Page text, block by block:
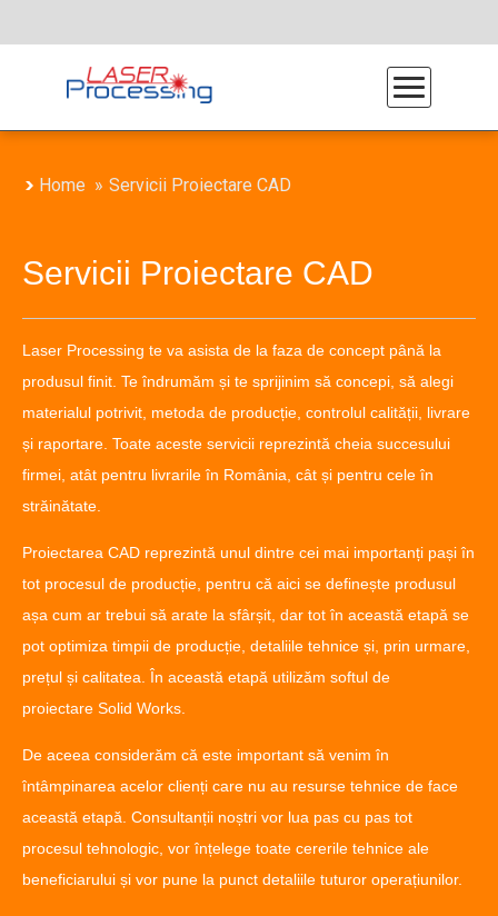
Servicii indoire tabla
Prelucrari Mecanice
Servicii Sudare
Servicii Proiectare CAD
Home Servicii Proiectare CAD
Servicii Proiectare CAD
Laser Processing te va asista de la faza de concept până la
produsul finit. Te îndrumăm și te sprijinim să concepi, să alegi
materialul potrivit, metoda de producție, controlul calității, livrare
și raportare. Toate aceste servicii reprezintă cheia succesului
firmei, atât pentru livrarile în România, cât și pentru cele în
străinătate.
Proiectarea CAD reprezintă unul dintre cei mai importanți pași în
tot procesul de producție, pentru că aici se definește produsul
așa cum ar trebui să arate la sfârșit, dar tot în această etapă se
pot optimiza timpii de producție, detaliile tehnice și, prin urmare,
prețul și calitatea. În această etapă utilizăm softul de
proiectare Solid Works.
De aceea considerăm că este important să venim în
întâmpinarea acelor clienți care nu au resurse tehnice de face
această etapă. Consultanții noștri vor lua pas cu pas tot
procesul tehnologic, vor înțelege toate cererile tehnice ale
beneficiarului și vor pune la punct detaliile tuturor operațiunilor.